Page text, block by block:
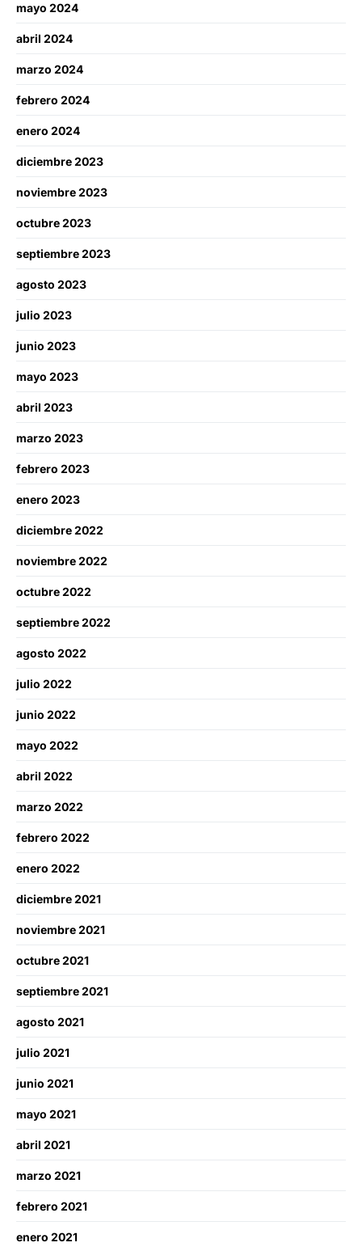
mayo 2024
abril 2024
marzo 2024
febrero 2024
enero 2024
diciembre 2023
noviembre 2023
octubre 2023
septiembre 2023
agosto 2023
julio 2023
junio 2023
mayo 2023
abril 2023
marzo 2023
febrero 2023
enero 2023
diciembre 2022
noviembre 2022
octubre 2022
septiembre 2022
agosto 2022
julio 2022
junio 2022
mayo 2022
abril 2022
marzo 2022
febrero 2022
enero 2022
diciembre 2021
noviembre 2021
octubre 2021
septiembre 2021
agosto 2021
julio 2021
junio 2021
mayo 2021
abril 2021
marzo 2021
febrero 2021
enero 2021